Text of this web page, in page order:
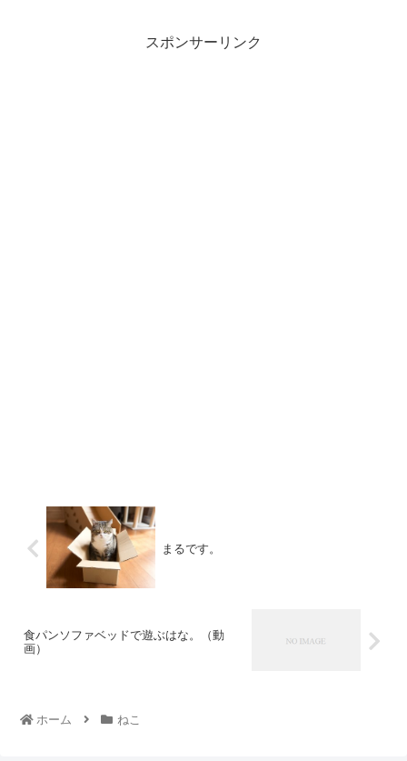
スポンサーリンク
まるです。
食パンソファベッドで遊ぶはな。（動
画）
ホーム ねこ